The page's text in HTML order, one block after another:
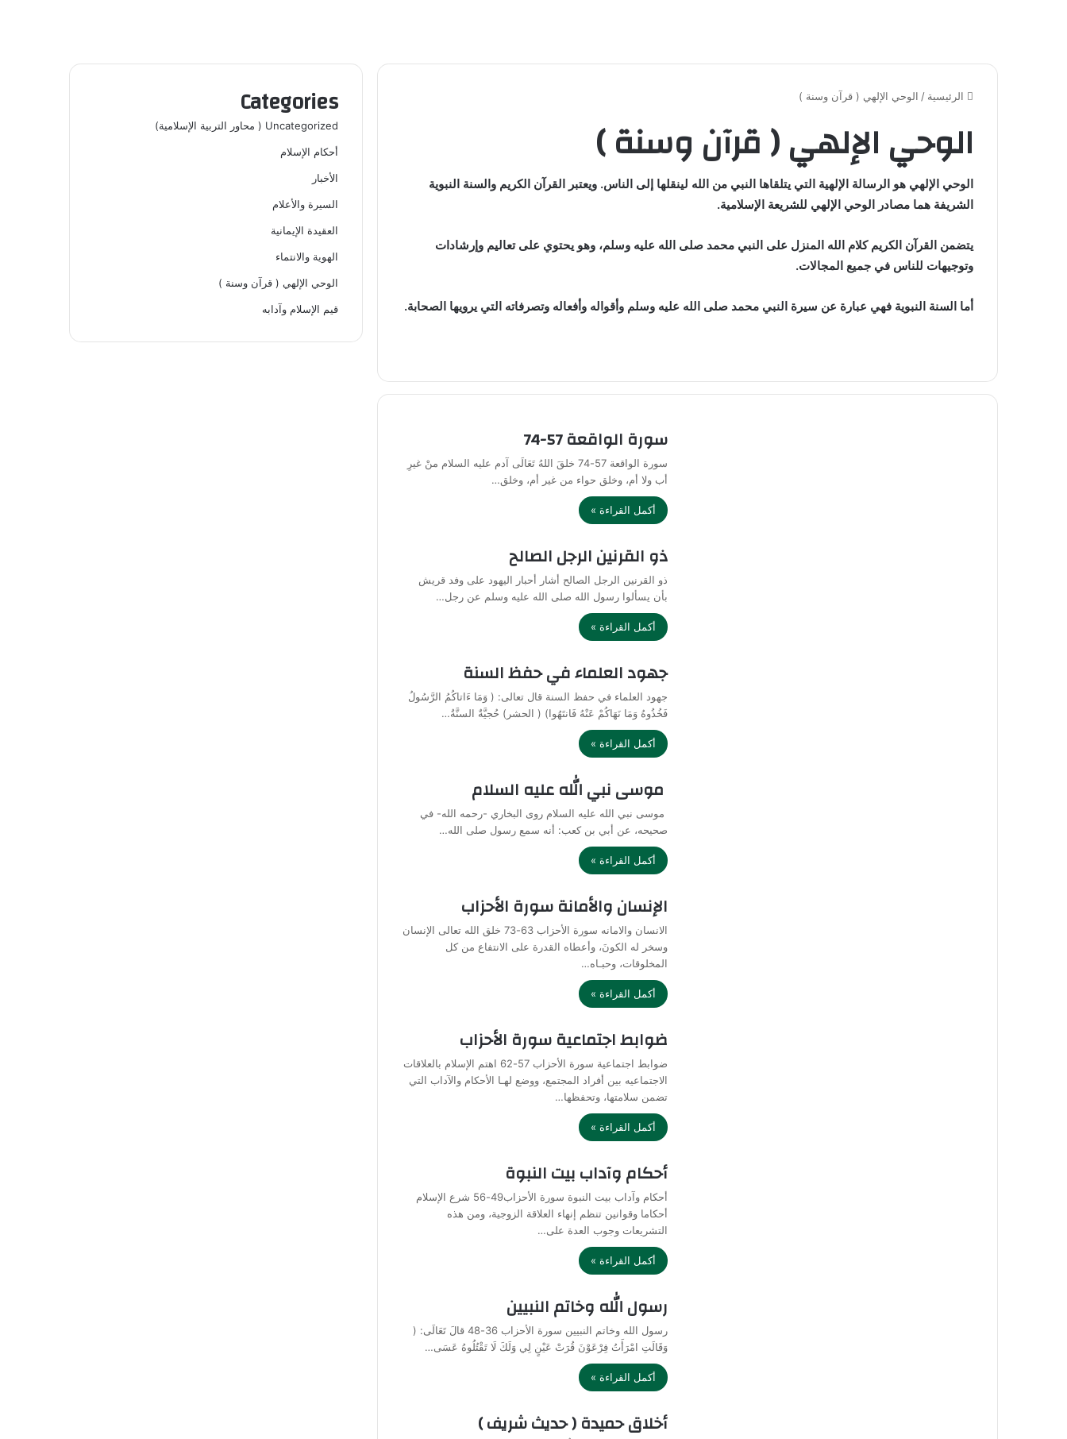
الرئيسية / الوحي الإلهي ( قرآن وسنة )
الوحي الإلهي ( قرآن وسنة )
الوحي الإلهي هو الرسالة الإلهية التي يتلقاها النبي من الله لينقلها إلى الناس. ويعتبر القرآن الكريم والسنة النبوية
الشريفة هما مصادر الوحي الإلهي للشريعة الإسلامية.
يتضمن القرآن الكريم كلام الله المنزل على النبي محمد صلى الله عليه وسلم، وهو يحتوي على تعاليم وإرشادات
وتوجيهات للناس في جميع المجالات.
أما السنة النبوية فهي عبارة عن سيرة النبي محمد صلى الله عليه وسلم وأقواله وأفعاله وتصرفاته التي يرويها الصحابة.
سورة الواقعة 57-74
سورة الواقعة 57-74 خلقَ اللهُ تَعَالَى آدم عليه السلام منْ غيرِ
أب ولا أم، وخلق حواء من غير أم، وخلق…
أكمل القراءة »
ذو القرنين الرجل الصالح
ذو القرنين الرجل الصالح أشار أحبار اليهود على وفد قريش
بأن يسألوا رسول الله صلى الله عليه وسلم عن رجل…
أكمل القراءة »
جهود العلماء في حفظ السنة
جهود العلماء في حفظ السنة قال تعالى: ( وَمَا ءَاتاكُمُ الرَّسُولُ
فَخُذُوهُ وَمَا نَهَاكُمْ عَنْهُ فَانتَهُوا) ( الحشر) حُجيَّةٌ السنَّةُ…
أكمل القراءة »
موسى نبي الله عليه السلام
موسى نبي الله عليه السلام روى البخاري -رحمه الله- في
صحيحه، عن أبي بن كعب: أنه سمع رسول صلى الله…
أكمل القراءة »
الإنسان والأمانة سورة الأحزاب
الانسان والامانه سورة الأحزاب 63-73 خلق الله تعالى الإنسان
وسخر له الكونَ، وأعطاه القدرة على الانتفاع من كل
المخلوقات، وحبـاه…
أكمل القراءة »
ضوابط اجتماعية سورة الأحزاب
ضوابط اجتماعية سورة الأحزاب 57-62 اهتم الإسلام بالعلاقات
الاجتماعيه بين أفراد المجتمع، ووضع لهـا الأحكام والآداب التي
تضمن سلامتها، وتحفظها…
أكمل القراءة »
أحكام وآداب بيت النبوة
أحكام وآداب بيت النبوة سورة الأحزاب49-56 شرع الإسلام
أحكاما وقوانين تنظم إنهاء العلاقة الزوجية، ومن هذه
التشريعات وجوب العدة على…
أكمل القراءة »
رسول الله وخاتم النبيين
رسول الله وخاتم النبيين سورة الأحزاب 36-48 قالَ تَعَالَى: (
وَقَالَتِ امْرَأَتُ فِرْعَوْنَ قُرَتْ عَيْنٍ لِي وَلَكَ لَا تَقْتُلُوهُ عَسَى…
أكمل القراءة »
أخلاق حميدة ( حديث شريف )
Categories
Uncategorized ( محاور التربية الإسلامية)
أحكام الإسلام
الأخبار
السيرة والأعلام
العقيدة الإيمانية
الهوية والانتماء
الوحي الإلهي ( قرآن وسنة )
قيم الإسلام وآدابه